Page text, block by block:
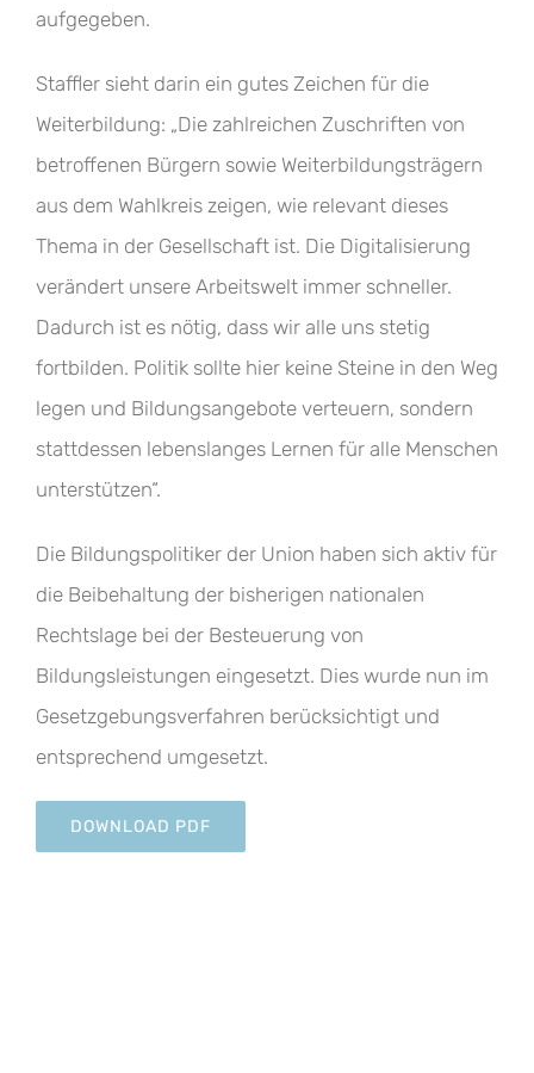
aufgegeben.
Staffler sieht darin ein gutes Zeichen für die
Weiterbildung: „Die zahlreichen Zuschriften von
betroffenen Bürgern sowie Weiterbildungsträgern
aus dem Wahlkreis zeigen, wie relevant dieses
Thema in der Gesellschaft ist. Die Digitalisierung
verändert unsere Arbeitswelt immer schneller.
Dadurch ist es nötig, dass wir alle uns stetig
fortbilden. Politik sollte hier keine Steine in den Weg
legen und Bildungsangebote verteuern, sondern
stattdessen lebenslanges Lernen für alle Menschen
unterstützen“.
Die Bildungspolitiker der Union haben sich aktiv für
die Beibehaltung der bisherigen nationalen
Rechtslage bei der Besteuerung von
Bildungsleistungen eingesetzt. Dies wurde nun im
Gesetzgebungsverfahren berücksichtigt und
entsprechend umgesetzt.
DOWNLOAD PDF